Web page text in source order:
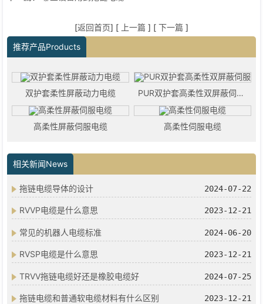
[返回首页] [ 上一篇 ] [ 下一篇 ]
推荐产品Products
双护套柔性屏蔽动力电缆 PUR双护套高柔性双屏蔽伺服电缆
高柔性屏蔽伺服电缆 高柔性伺服电缆
相关新闻News
拖链电缆导体的设计 2024-07-22
RVVP电缆是什么意思 2023-12-21
常见的机器人电缆标准 2024-06-20
RVSP电缆是什么意思 2023-12-21
TRVV拖链电缆好还是橡胶电缆好 2024-07-25
拖链电缆和普通软电缆材料有什么区别 2023-12-21